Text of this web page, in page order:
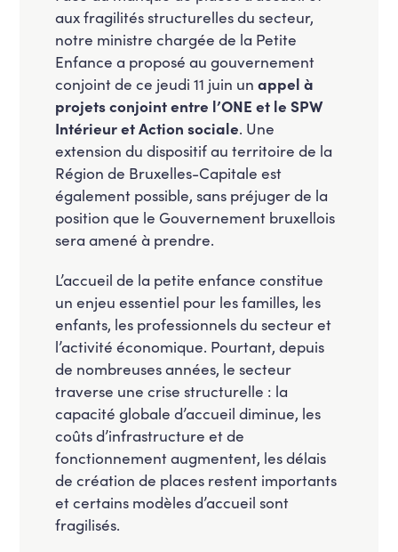
aux fragilités structurelles du secteur,
notre ministre chargée de la Petite
Enfance a proposé au gouvernement
conjoint de ce jeudi 11 juin unappel à
projets conjoint entre l’ONE et le SPW
Intérieur et Action sociale. Une
extension du dispositif au territoire de la
Région de Bruxelles-Capitale est
également possible, sans préjuger de la
position que le Gouvernement bruxellois
sera amené à prendre.
L’accueil de la petite enfance constitue
un enjeu essentiel pour les familles, les
enfants, les professionnels du secteur et
l’activité économique. Pourtant, depuis
de nombreuses années, le secteur
traverse une crise structurelle : la
capacité globale d’accueil diminue, les
coûts d’infrastructure et de
fonctionnement augmentent, les délais
de création de places restent importants
et certains modèles d’accueil sont
fragilisés.